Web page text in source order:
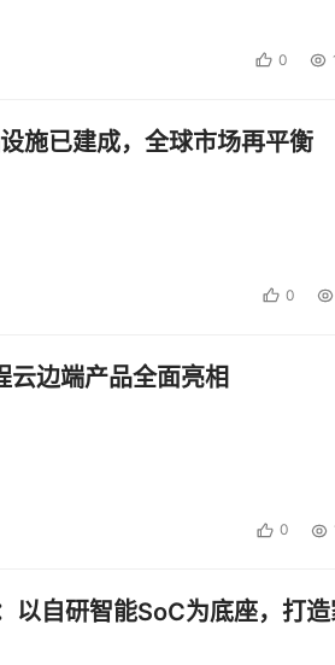
0
施已建成，全球市场再平衡
0
云边端产品全面亮相
0
以自研智能SoC为底座，打